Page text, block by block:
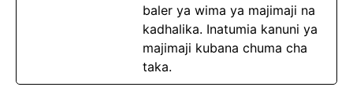
baler ya wima ya majimaji na
kadhalika. Inatumia kanuni ya
majimaji kubana chuma cha
taka.